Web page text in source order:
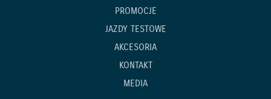
PROMOCJE
JAZDY TESTOWE
AKCESORIA
KONTAKT
MEDIA